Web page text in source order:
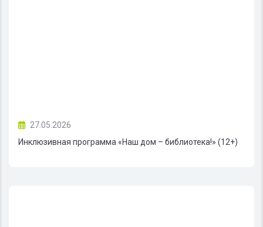
27.05.2026
Инклюзивная программа «Наш дом – библиотека!» (12+)